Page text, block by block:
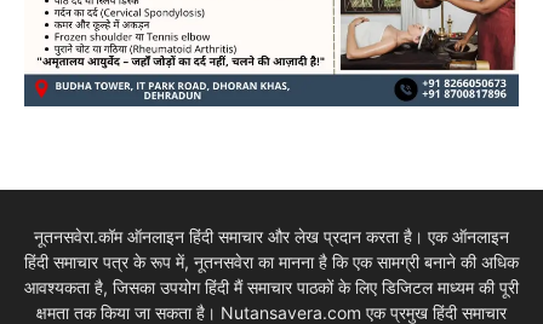
नूतनसवेरा.कॉम ऑनलाइन हिंदी समाचार और लेख प्रदान करता है। एक ऑनलाइन
हिंदी समाचार पत्र के रूप में, नूतनसवेरा का मानना है कि एक सामग्री बनाने की अधिक
आवश्यकता है, जिसका उपयोग हिंदी मैं समाचार पाठकों के लिए डिजिटल माध्यम की पूरी
क्षमता तक किया जा सकता है। Nutansavera.com एक प्रमुख हिंदी समाचार